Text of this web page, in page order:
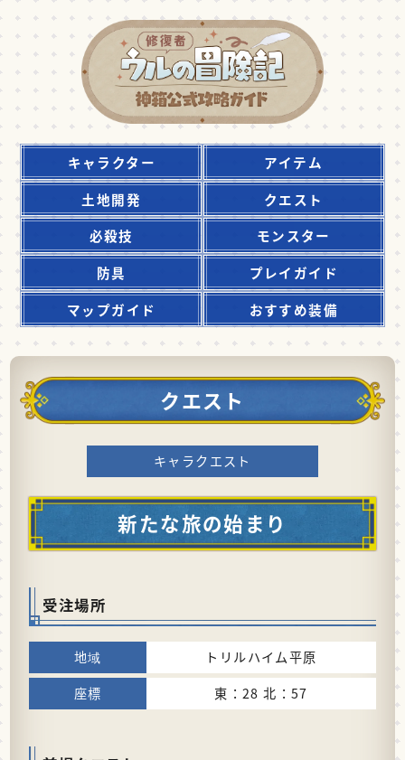
キャラクター
アイテム
土地開発
クエスト
必殺技
モンスター
防具
プレイガイド
マップガイド
おすすめ装備
クエスト
キャラクエスト
新たな旅の始まり
受注場所
トリルハイム平原
東：28 北：57